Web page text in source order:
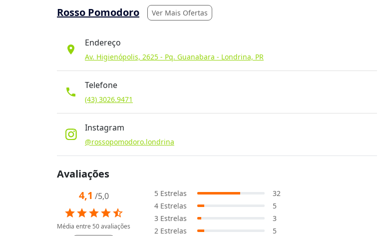
Rosso Pomodoro Ver Mais Ofertas
location_on
Endereço
Av. Higienópolis, 2625 - Pq. Guanabara - Londrina, PR
phone
Telefone
(43) 3026.9471
Instagram
@rossopomodoro.londrina
Avaliações
4,1 /5,0
starstarstarstarstar_half
Média entre 50avaliações
5 Estrelas
32
4 Estrelas
5
3 Estrelas
3
2 Estrelas
5